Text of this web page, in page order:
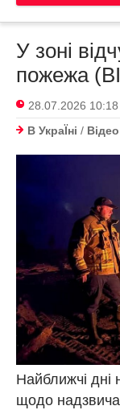
У зоні
пожежа
28.07.2026 10:18
В УкраЇнi / Відео
Найближчі дні
щодо